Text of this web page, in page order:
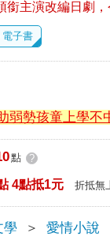
銜主演改編日劇
電子書
弱勢孩童上學不
點 ?
4點抵1元 折抵無
學 ＞ 愛情小說